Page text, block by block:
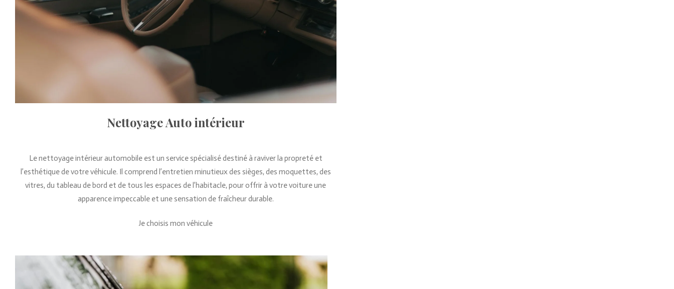
Nettoyage Auto intérieur
Le nettoyage intérieur automobile est un service spécialisé destiné à raviver la propreté et
l’esthétique de votre véhicule. Il comprend l’entretien minutieux des sièges, des moquettes, des
vitres, du tableau de bord et de tous les espaces de l’habitacle, pour offrir à votre voiture une
apparence impeccable et une sensation de fraîcheur durable.
Je choisis mon véhicule